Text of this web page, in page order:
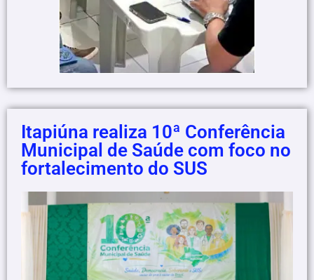
Itapiúna realiza 10ª Conferência
Municipal de Saúde com foco no
fortalecimento do SUS